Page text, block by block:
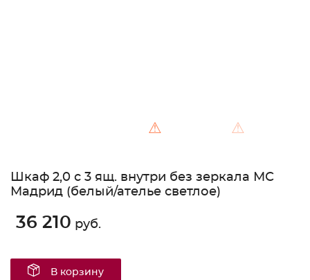
⚠ ⚠
Шкаф 2,0 с 3 ящ. внутри без зеркала МС
Мадрид (белый/ателье светлое)
36 210 руб.
В корзину